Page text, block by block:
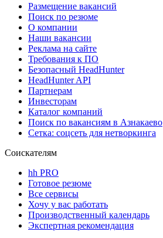
Размещение вакансий
Поиск по резюме
О компании
Наши вакансии
Реклама на сайте
Требования к ПО
Безопасный HeadHunter
HeadHunter API
Партнерам
Инвесторам
Каталог компаний
Поиск по вакансиям в Азнакаево
Сетка: соцсеть для нетворкинга
Соискателям
hh PRO
Готовое резюме
Все сервисы
Хочу у вас работать
Производственный календарь
Экспертная рекомендация